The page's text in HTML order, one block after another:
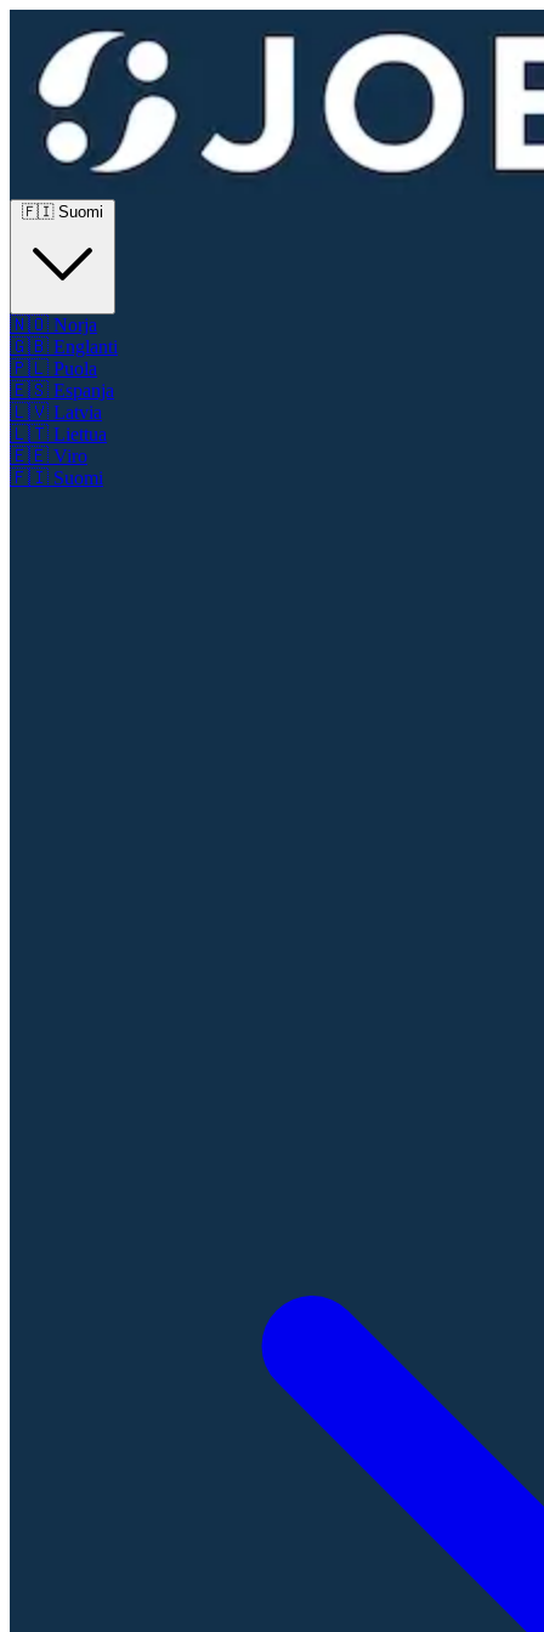
🇫🇮 Suomi
🇳🇴 Norja
🇬🇧 Englanti
🇵🇱 Puola
🇪🇸 Espanja
🇱🇻 Latvia
🇱🇹 Liettua
🇪🇪 Viro
🇫🇮 Suomi